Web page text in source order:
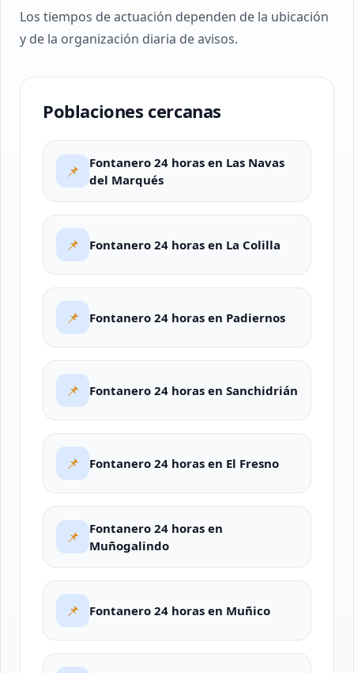
Los tiempos de actuación dependen de la ubicación
y de la organización diaria de avisos.
Poblaciones cercanas
📌
Fontanero 24 horas en Las Navas
del Marqués
📌 Fontanero 24 horas en La Colilla
📌 Fontanero 24 horas en Padiernos
📌 Fontanero 24 horas en Sanchidrián
📌 Fontanero 24 horas en El Fresno
📌
Fontanero 24 horas en
Muñogalindo
📌 Fontanero 24 horas en Muñico